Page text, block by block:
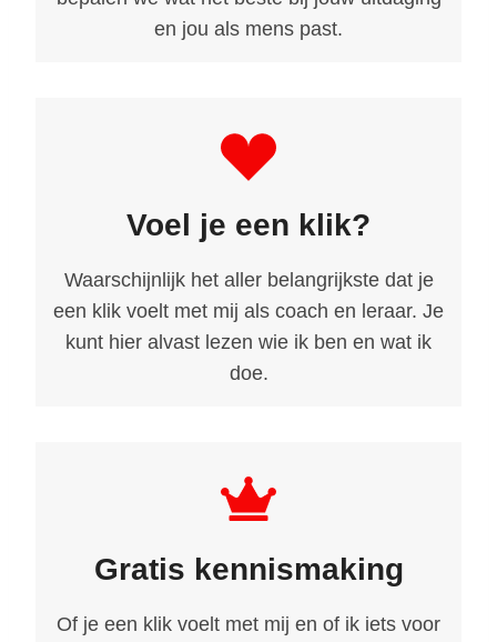
en jou als mens past.
Voel je een klik?
Waarschijnlijk het aller belangrijkste dat je
een klik voelt met mij als coach en leraar. Je
kunt hier alvast lezen wie ik ben en wat ik
doe.
Gratis kennismaking
Of je een klik voelt met mij en of ik iets voor